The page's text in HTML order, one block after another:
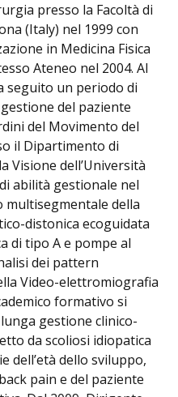
presso la Facoltà di
(Italy) nel 1999 con
in Medicina Fisica
Ateneo nel 2004. Al
seguito un periodo di
del paziente
del Movimento del
il Dipartimento di
Visione dell’Università
abilità gestionale nel
della
distonica ecoguidata
di tipo A e pompe al
dei pattern
Video-elettromiografia
formativo si
gestione clinico-
da scoliosi idiopatica
dell’età dello sviluppo,
pain e del paziente